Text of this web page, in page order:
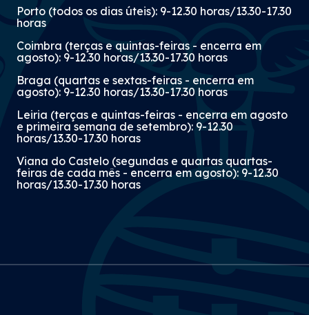
Porto (todos os dias úteis): 9-12.30 horas/13.30-17.30
horas
Coimbra (terças e quintas-feiras - encerra em
agosto): 9-12.30 horas/13.30-17.30 horas
Braga (quartas e sextas-feiras - encerra em
agosto): 9-12.30 horas/13.30-17.30 horas
Leiria (terças e quintas-feiras - encerra em agosto
e primeira semana de setembro): 9-12.30
horas/13.30-17.30 horas
Viana do Castelo (segundas e quartas quartas-
feiras de cada mês - encerra em agosto): 9-12.30
horas/13.30-17.30 horas